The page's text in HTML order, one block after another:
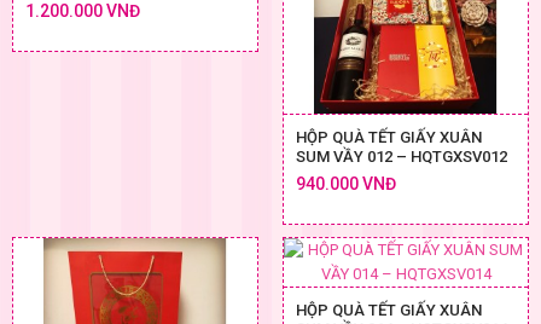
1.200.000 VNĐ
HỘP QUÀ TẾT GIẤY XUÂN
SUM VẦY 012 – HQTGXSV012
940.000 VNĐ
HỘP QUÀ TẾT GIẤY XUÂN